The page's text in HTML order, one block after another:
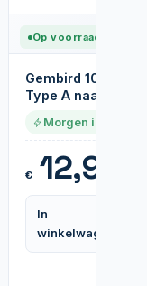
Op voorraad
Gembird 10m
Type A naar Type
Morgen in huis
€12,95
In
winkelwagen